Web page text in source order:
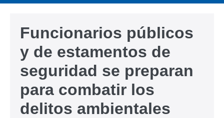
Funcionarios públicos
y de estamentos de
seguridad se preparan
para combatir los
delitos ambientales